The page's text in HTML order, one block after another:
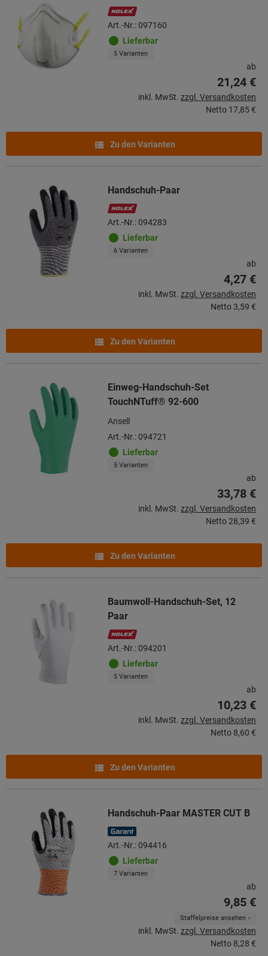
Art.-Nr.: 097160
Lieferbar
5 Varianten
ab
21,24 €
inkl. MwSt. zzgl. Versandkosten
Netto 17,85 €
Zu den Varianten
Handschuh-Paar
Art.-Nr.: 094283
Lieferbar
6 Varianten
ab
4,27 €
inkl. MwSt. zzgl. Versandkosten
Netto 3,59 €
Zu den Varianten
Einweg-Handschuh-Set
TouchNTuff® 92-600
Ansell
Art.-Nr.: 094721
Lieferbar
5 Varianten
ab
33,78 €
inkl. MwSt. zzgl. Versandkosten
Netto28,39 €
Zu den Varianten
Baumwoll-Handschuh-Set, 12
Paar
Art.-Nr.: 094201
Lieferbar
5 Varianten
ab
10,23 €
inkl. MwSt. zzgl. Versandkosten
Netto 8,60 €
Zu den Varianten
Handschuh-Paar MASTER CUT B
Art.-Nr.: 094416
Lieferbar
7 Varianten
ab
9,85 €
Staffelpreise ansehen
inkl. MwSt. zzgl. Versandkosten
Netto 8,28 €